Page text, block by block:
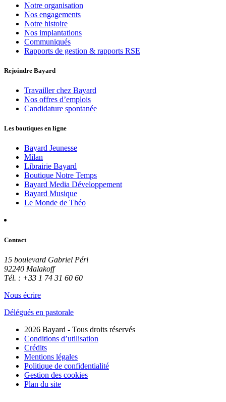
Notre organisation
Nos engagements
Notre histoire
Nos implantations
Communiqués
Rapports de gestion & rapports RSE
Rejoindre Bayard
Travailler chez Bayard
Nos offres d’emplois
Candidature spontanée
Les boutiques en ligne
Bayard Jeunesse
Milan
Librairie Bayard
Boutique Notre Temps
Bayard Media Développement
Bayard Musique
Le Monde de Théo
Contact
15 boulevard Gabriel Péri
92240 Malakoff
Tél. : +33 1 74 31 60 60
Nous écrire
Délégués en pastorale
2026 Bayard - Tous droits réservés
Conditions d’utilisation
Crédits
Mentions légales
Politique de confidentialité
Gestion des cookies
Plan du site